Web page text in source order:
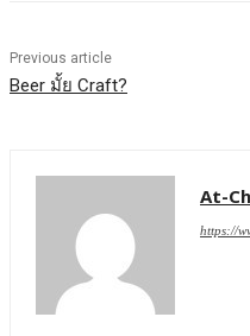
Previous article
Beer มั้ย Craft?
At-
https://